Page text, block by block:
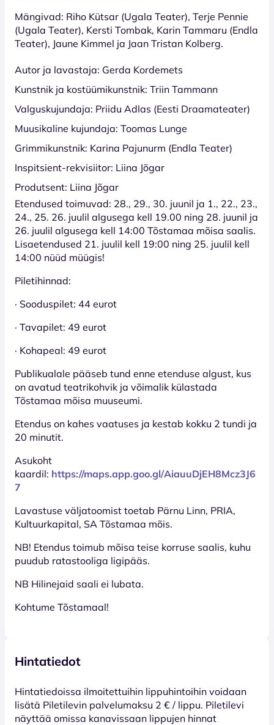
Mängivad: Riho Kütsar (Ugala Teater), Terje Pennie
(Ugala Teater), Kersti Tombak, Karin Tammaru (Endla
Teater), Jaune Kimmel ja Jaan Tristan Kolberg.
Autor ja lavastaja: Gerda Kordemets
Kunstnik ja kostüümikunstnik: Triin Tammann
Valguskujundaja: Priidu Adlas (Eesti Draamateater)
Muusikaline kujundaja: Toomas Lunge
Grimmikunstnik: Karina Pajunurm (Endla Teater)
Inspitsient-rekvisiitor: Liina Jõgar
Produtsent: Liina Jõgar
Etendused toimuvad: 28., 29., 30. juunil ja 1., 22., 23.,
24., 25. 26. juulil algusega kell 19.00 ning 28. juunil ja
26. juulil algusega kell 14:00 Tõstamaa mõisa saalis.
Lisaetendused 21. juulil kell 19:00 ning 25. juulil kell
14:00 nüüd müügis!
Piletihinnad:
· Sooduspilet: 44 eurot
· Tavapilet: 49 eurot
· Kohapeal: 49 eurot
Publikualale pääseb tund enne etenduse algust, kus
on avatud teatrikohvik ja võimalik külastada
Tõstamaa mõisa muuseumi.
Etendus on kahes vaatuses ja kestab kokku 2 tundi ja
20 minutit.
Asukoht
kaardil: https://maps.app.goo.gl/AiauuDjEH8Mcz3J6
7
Lavastuse väljatoomist toetab Pärnu Linn, PRIA,
Kultuurkapital, SA Tõstamaa mõis.
NB! Etendus toimub mõisa teise korruse saalis, kuhu
puudub ratastooliga ligipääs.
NB Hilinejaid saali ei lubata.
Kohtume Tõstamaal!
Hintatiedot
Hinta­tiedoissa ilmoitettuihin lippuhintoihin voidaan
lisätä Piletilevin palvelumaksu 2 € / lippu. Piletilevi
näyttää omissa kanavissaan lippujen hinnat